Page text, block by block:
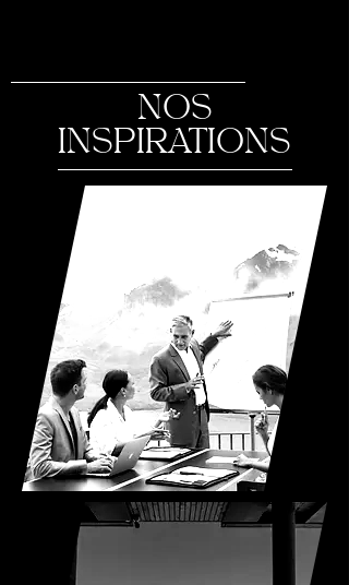
NOS
INSPIRATIONS